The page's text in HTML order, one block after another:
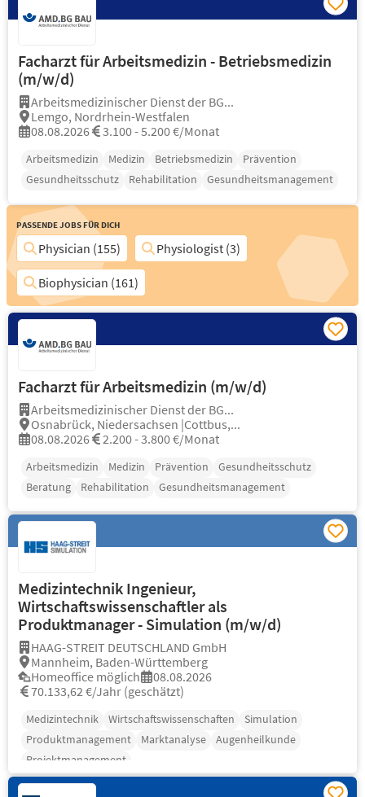
Facharzt für Arbeitsmedizin - Betriebsmedizin
(m/w/d)
Arbeitsmedizinischer Dienst der BG...
Lemgo, Nordrhein-Westfalen
08.08.2026
3.100 - 5.200 €/Monat
Arbeitsmedizin Medizin Betriebsmedizin
Prävention
Gesundheitsschutz
Rehabilitation Gesundheitsmanagement
Passende Jobs für Dich
Physician (155)
Physiologist (3)
Biophysician (161)
Facharzt für Arbeitsmedizin (m/w/d)
Arbeitsmedizinischer Dienst der BG...
Osnabrück, Niedersachsen |Cottbus,...
08.08.2026
2.200 - 3.800 €/Monat
Arbeitsmedizin Medizin Prävention
Gesundheitsschutz
Beratung
Rehabilitation Gesundheitsmanagement
Medizintechnik Ingenieur,
Wirtschaftswissenschaftler als
Produktmanager - Simulation (m/w/d)
HAAG-STREIT DEUTSCHLAND GmbH
Mannheim, Baden-Württemberg
Homeoffice möglich
08.08.2026
70.133,62 €/Jahr (geschätzt)
Medizintechnik Wirtschaftswissenschaften
Simulation
Produktmanagement
Marktanalyse
Augenheilkunde
Projektmanagement